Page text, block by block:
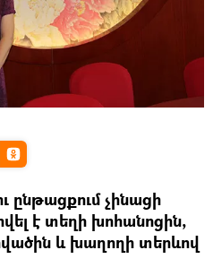
ընթացքում չինացի
է տեղի խոհանոցին,
և խաղողի տերևով